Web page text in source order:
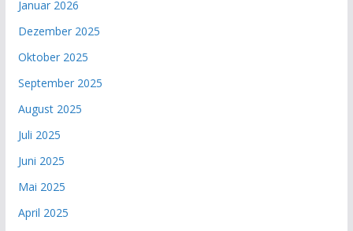
Januar 2026
Dezember 2025
Oktober 2025
September 2025
August 2025
Juli 2025
Juni 2025
Mai 2025
April 2025